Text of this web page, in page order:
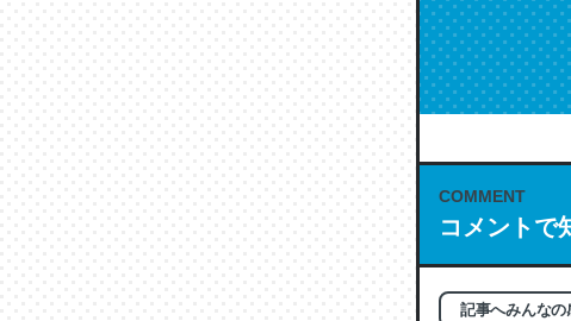
COMMENT
コメントで
記事へみんなの
これは名文
もお勧め。
─今のこの状況